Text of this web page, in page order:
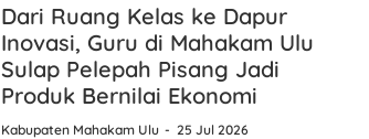
Dari Ruang Kelas ke Dapur
Inovasi, Guru di Mahakam Ulu
Sulap Pelepah Pisang Jadi
Produk Bernilai Ekonomi
Kabupaten Mahakam Ulu 25 Jul 2026